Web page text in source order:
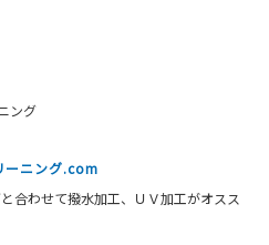
ング
ーニング.com
合わせて撥水加工、ＵＶ加工がオスス